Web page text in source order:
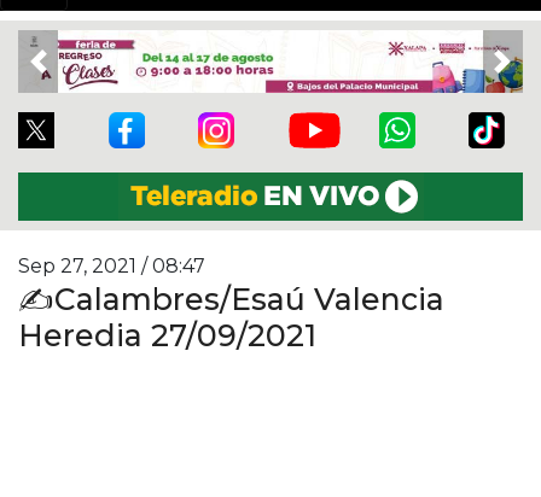
Previous
Sep 27, 2021 / 08:47
✍️Calambres/Esaú Valencia
Heredia 27/09/2021